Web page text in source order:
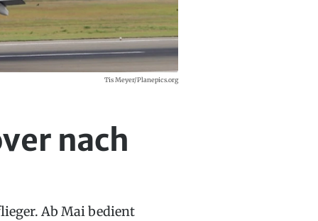
Tis Meyer/Planepics.org
nach
Ab Mai bedient